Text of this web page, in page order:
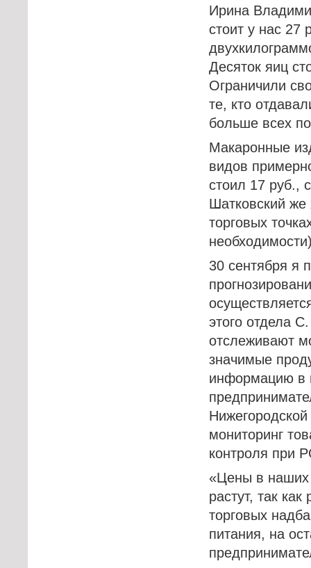
Ирина
стоит у нас 27
Десяток яиц
Ограничили
те, кто
больше всех
Макаронные
видов
стоил 17 руб.,
Шатковский
торговых
30 сентября я
этого отдела
отслеживают
значимые
информацию в
мониторинг
контроля при
«Цены в наших
растут, так
торговых
питания, на